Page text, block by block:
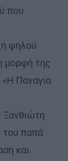
που
ψηλού
μορφή της
Παναγία
Ξανθιώτη
παπά
και